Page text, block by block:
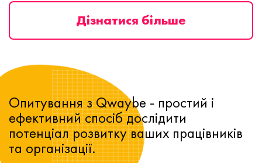
Дізнатися більше
Опитування з Qwaybe - простий і
ефективний спосіб дослідити
потенціал розвитку ваших працівників
та організації.